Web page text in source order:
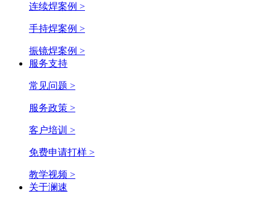
连续焊案例 >
手持焊案例 >
振镜焊案例 >
服务支持
常见问题 >
服务政策 >
客户培训 >
免费申请打样 >
教学视频 >
关于澜速